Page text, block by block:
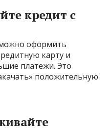
кредит с
оформить
карту и
платежи. Это
положительную